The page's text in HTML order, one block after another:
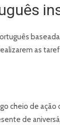
as
cheio de
de